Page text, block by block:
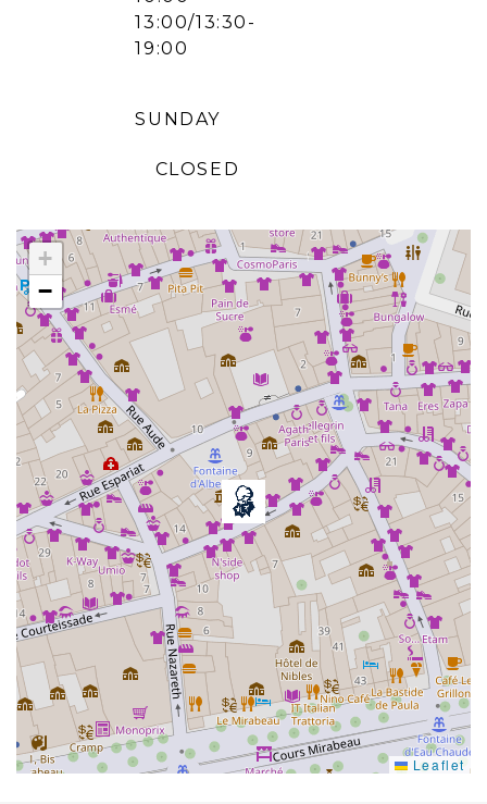
13:00/13:30-
19:00
SUNDAY
CLOSED
+
−
Leaflet